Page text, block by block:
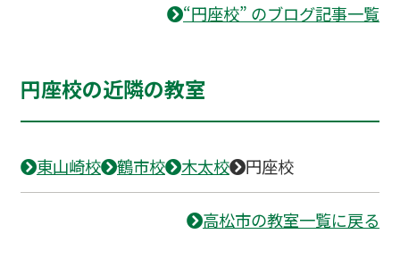
“円座校” のブログ記事一覧
円座校の近隣の教室
東山崎校 鶴市校 木太校 円座校
高松市の教室一覧に戻る